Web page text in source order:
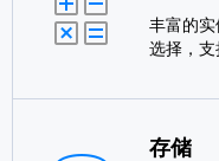
丰富的
选择，
存储